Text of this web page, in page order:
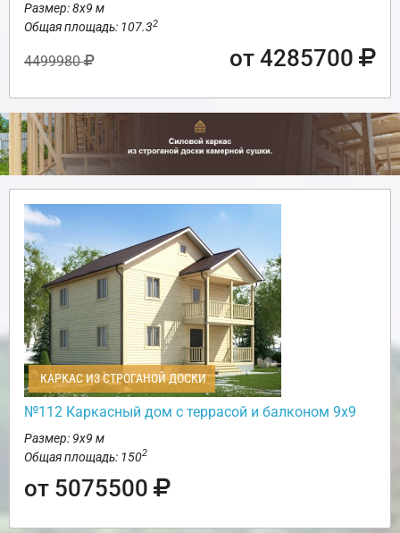
Размер: 8х9 м
Общая площадь: 107.32
4499980 от 4285700
КАРКАС ИЗ СТРОГАНОЙ ДОСКИ
№112 Каркасный дом с террасой и балконом 9х9
Размер: 9х9 м
Общая площадь: 1502
от 5075500